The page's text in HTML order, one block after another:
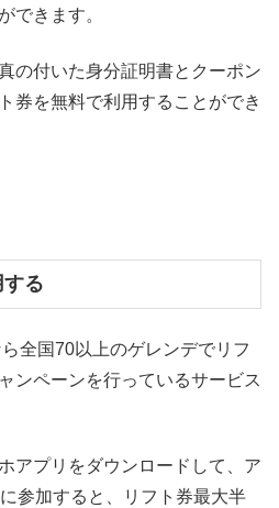
できます。
の付いた身分証明書とクーポン
券を無料で利用することができ
る
全国70以上のゲレンデでリフ
ンペーンを行っているサービス
アプリをダウンロードして、ア
参加すると、リフト券最大半